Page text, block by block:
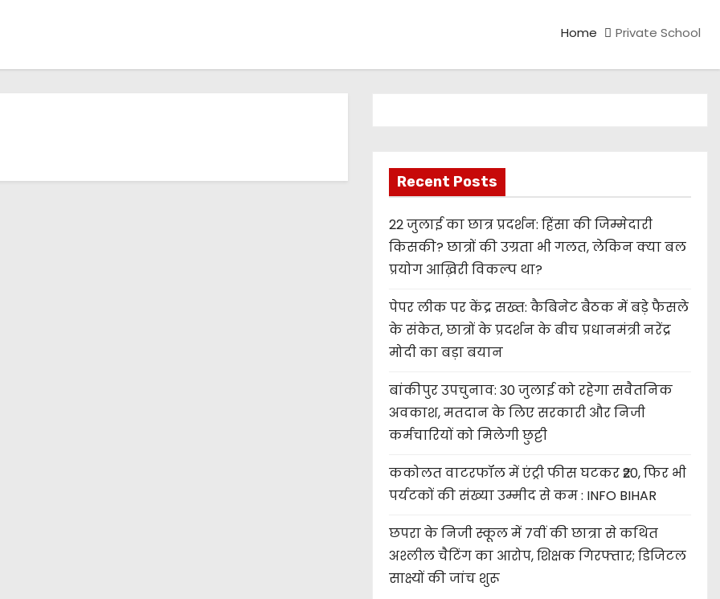
Home Private School
Recent Posts
22 जुलाई का छात्र प्रदर्शन: हिंसा की जिम्मेदारी
किसकी? छात्रों की उग्रता भी गलत, लेकिन क्या बल
प्रयोग आख़िरी विकल्प था?
पेपर लीक पर केंद्र सख्त: कैबिनेट बैठक में बड़े फैसले
के संकेत, छात्रों के प्रदर्शन के बीच प्रधानमंत्री नरेंद्र
मोदी का बड़ा बयान
बांकीपुर उपचुनाव: 30 जुलाई को रहेगा सवैतनिक
अवकाश, मतदान के लिए सरकारी और निजी
कर्मचारियों को मिलेगी छुट्टी
ककोलत वाटरफॉल में एंट्री फीस घटकर ₹20, फिर भी
पर्यटकों की संख्या उम्मीद से कम : INFO BIHAR
छपरा के निजी स्कूल में 7वीं की छात्रा से कथित
अश्लील चैटिंग का आरोप, शिक्षक गिरफ्तार; डिजिटल
साक्ष्यों की जांच शुरू